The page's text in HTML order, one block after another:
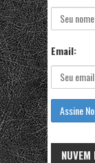
Email:
NUVEM